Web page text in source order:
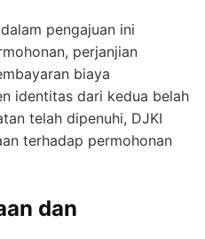
pengajuan ini
perjanjian
biaya
identitas dari kedua belah
telah dipenuhi, DJKI
terhadap permohonan
dan